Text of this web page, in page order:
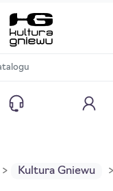
Kultura Gniewu